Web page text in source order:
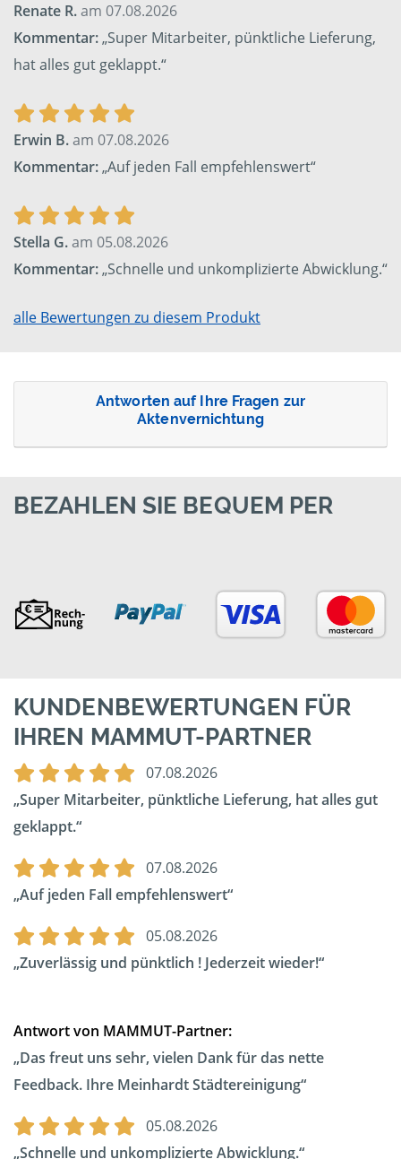
Renate R.am 07.08.2026
Kommentar:„Super Mitarbeiter, pünktliche Lieferung,
hat alles gut geklappt.“
Erwin B.am 07.08.2026
Kommentar:„Auf jeden Fall empfehlenswert“
Stella G.am 05.08.2026
Kommentar:„Schnelle und unkomplizierte Abwicklung.“
alle Bewertungen zu diesem Produkt
Antworten auf Ihre Fragen zur
Aktenvernichtung
BEZAHLEN SIE BEQUEM PER
KUNDENBEWERTUNGEN FÜR
IHREN MAMMUT-PARTNER
07.08.2026
Super Mitarbeiter, pünktliche Lieferung, hat alles gut
geklappt.
07.08.2026
Auf jeden Fall empfehlenswert
05.08.2026
Zuverlässig und pünktlich ! Jederzeit wieder!
Antwort von MAMMUT-Partner:
Das freut uns sehr, vielen Dank für das nette
Feedback. Ihre Meinhardt Städtereinigung
05.08.2026
Schnelle und unkomplizierte Abwicklung.